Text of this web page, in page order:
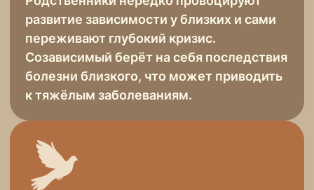
Санкт-Петербург, набережная реки
Монастырки, д. 1, каб.73
+7 911 170-54-04
Если у вас есть вопросы или вы хотите
присоединиться к инициативе, пишите нам
kc.eparhia@mail.ru